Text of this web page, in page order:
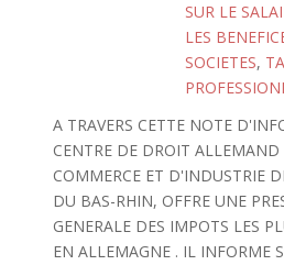
SUR LE
LES
SOCIETES,
A TRAVERS CETTE NOTE
CENTRE DE DROIT
COMMERCE ET D'INDUSTRIE
DU BAS-RHIN, OFFRE UNE
GENERALE DES IMPOTS LES
EN ALLEMAGNE . IL INFORME